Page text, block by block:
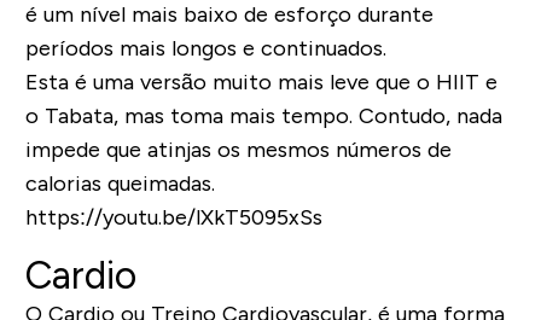
é um nível mais baixo de esforço durante
períodos mais longos e continuados.
Esta é uma versão muito mais leve que o HIIT e
o Tabata, mas toma mais tempo. Contudo, nada
impede que atinjas os mesmos números de
calorias queimadas.
https://youtu.be/lXkT5095xSs
Cardio
O Cardio ou Treino Cardiovascular, é uma forma